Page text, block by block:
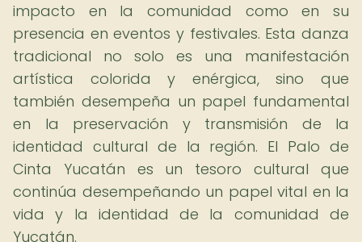
impacto en la comunidad como en su
presencia en eventos y festivales. Esta danza
tradicional no solo es una manifestación
artística colorida y enérgica, sino que
también desempeña un papel fundamental
en la preservación y transmisión de la
identidad cultural de la región. El Palo de
Cinta Yucatán es un tesoro cultural que
continúa desempeñando un papel vital en la
vida y la identidad de la comunidad de
Yucatán.